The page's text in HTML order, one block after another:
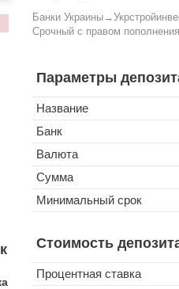
Банки Украины→
Срочный с правом
Параметры
Название
Банк
Валюта
Сумма
Минимальный срок
Стоимость
Процентная ставка